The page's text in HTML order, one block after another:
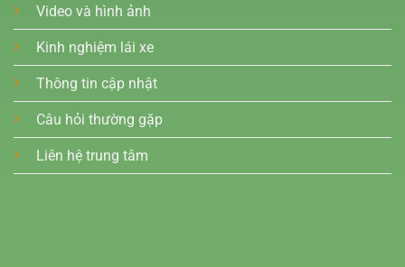
Video và hình ảnh
Kinh nghiệm lái xe
Thông tin cập nhật
Câu hỏi thường gặp
Liên hệ trung tâm